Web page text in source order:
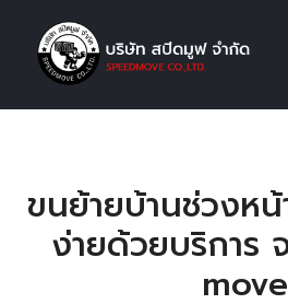
ขนย้ายบ้านช่วงหน้
ง่ายด้วยบริการ
move